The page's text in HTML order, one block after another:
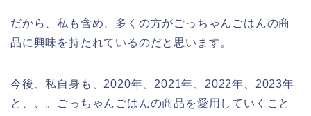
だから、私も含め、多くの方がごっちゃんごはんの商
品に興味を持たれているのだと思います。
今後、私自身も、2020年、2021年、2022年、2023年
と、、。ごっちゃんごはんの商品を愛用していくこと